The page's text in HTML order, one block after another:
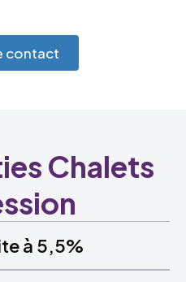
contact
Chalets
à 5,5%